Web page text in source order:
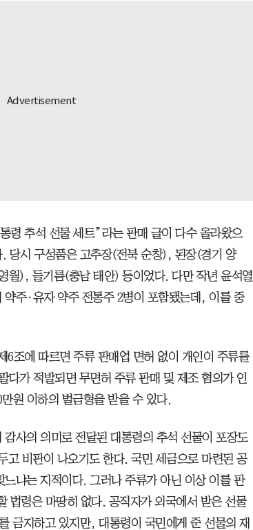
령 추석 선물 세트”라는 판매 글이 다수 올라왔으
당시 구성품은 고추장(전북 순창), 된장(경기 양
월), 들기름(충남 태안) 등이었다. 다만 작년 윤석열
주·유자 약주 전통주 2병이 포함됐는데, 이를 중
6조에 따르면 주류 판매업 면허 없이 개인이 주류를
다가 적발되면 무면허 주류 판매 및 제조 혐의가 인
원 이하의 벌금형을 받을 수 있다.
사의 의미로 전달된 대통령의 추석 선물이 포장도
고 비판이 나오기도 한다. 국민 세금으로 마련된 공
냐는 지적이다. 그러나 주류가 아닌 이상 이를 판
법령은 마땅히 없다. 공직자가 외국에서 받은 선물
금지하고 있지만, 대통령이 국민에게 준 선물의 재